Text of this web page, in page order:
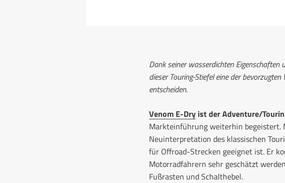
Dank seiner wasserdichten
dieser Touring-Stiefel eine der
entscheiden.
Venom E-Dry ist der Adventure/
Markteinführung weiterhin begeistert.
Neuinterpretation des klassischen
für Offroad-Strecken geeignet ist. Er
Motorradfahrern sehr geschätzt
Fußrasten und Schalthebel.